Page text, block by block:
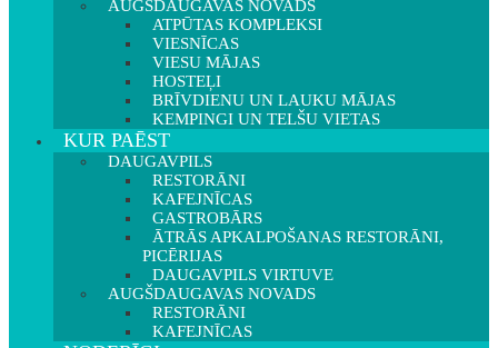
AUGŠDAUGAVAS NOVADS
ATPŪTAS KOMPLEKSI
VIESNĪCAS
VIESU MĀJAS
HOSTEĻI
BRĪVDIENU UN LAUKU MĀJAS
KEMPINGI UN TELŠU VIETAS
KUR PAĒST
DAUGAVPILS
RESTORĀNI
KAFEJNĪCAS
GASTROBĀRS
ĀTRĀS APKALPOŠANAS RESTORĀNI,
PICĒRIJAS
DAUGAVPILS VIRTUVE
AUGŠDAUGAVAS NOVADS
RESTORĀNI
KAFEJNĪCAS